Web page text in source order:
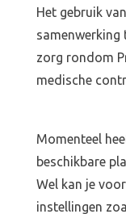
Het gebruik
samenwerking
zorg rondom
medische
Momenteel
beschikbare
Wel kan je
instellingen